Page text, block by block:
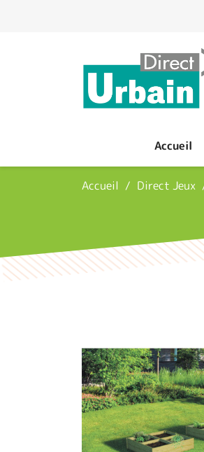
Accueil
Accueil Direct Jeux